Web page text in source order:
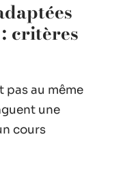
critères
pas au même
une
cours